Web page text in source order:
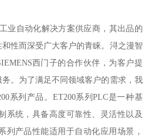
动化解决方案供应商，其出品的
性而深受广大客户的青睐。浔之漫智
西门子的合作伙伴，为客户提
。为了满足不同领域客户的需求，我
系列产品。ET200系列PLC是一种基
系统，具备高度可靠性、灵活性以及
列产品性能适用于自动化应用场景，